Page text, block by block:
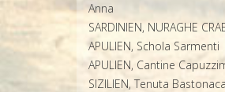
Anna
SARDINIEN, NURAGHE
APULIEN, Schola Sarmenti
APULIEN, Cantine
SIZILIEN, Tenuta Bastonaca